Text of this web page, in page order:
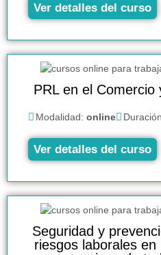
Ver detalles del curso
PRL en el Comercio
Modalidad: online
Ver detalles del curso
Seguridad y
riesgos laborales